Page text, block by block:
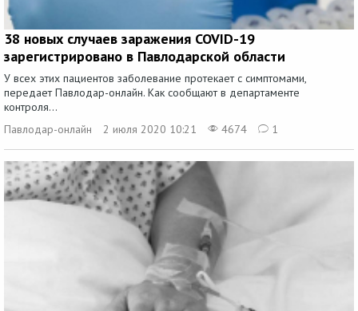
38 новых случаев заражения COVID-19
зарегистрировано в Павлодарской области
У всех этих пациентов заболевание протекает с симптомами,
передает Павлодар-онлайн. Как сообщают в департаменте
контроля...
Павлодар-онлайн
2 июля 2020 10:21 4674 1